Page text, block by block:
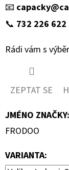
📧
📞 732 226 622
Rádi vám s
ZEPTAT SE
JMÉNO ZNAČKY:
FRODOO
VARIANTA: